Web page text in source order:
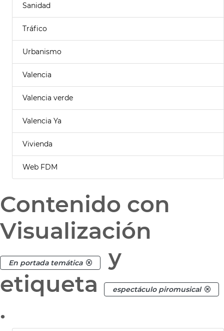
Sanidad
Tráfico
Urbanismo
Valencia
Valencia verde
Valencia Ya
Vivienda
Web FDM
Contenido con
Visualización
En portada temática
y
etiqueta
espectáculo piromusical
.